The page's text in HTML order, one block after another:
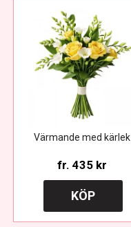
Värmande med kärlek
fr. 435 kr
KÖP